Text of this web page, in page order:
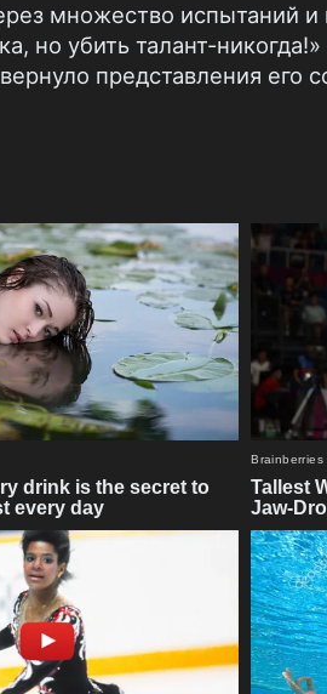
множество испытаний и
но убить талант-никогда!»
представления его